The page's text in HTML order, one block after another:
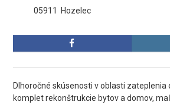
05911
Hozelec
Dlhoročné skúsenosti v oblasti zateplenia
komplet rekonštrukcie bytov a domov,